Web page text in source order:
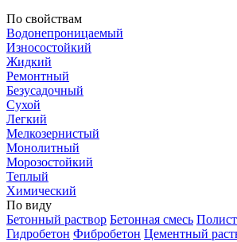
По свойствам
Водонепроницаемый
Износостойкий
Жидкий
Ремонтный
Безусадочный
Сухой
Легкий
Мелкозернистый
Монолитный
Морозостойкий
Теплый
Химический
По виду
Бетонный раствор Бетонная смесь
Гидробетон Фибробетон Цементный